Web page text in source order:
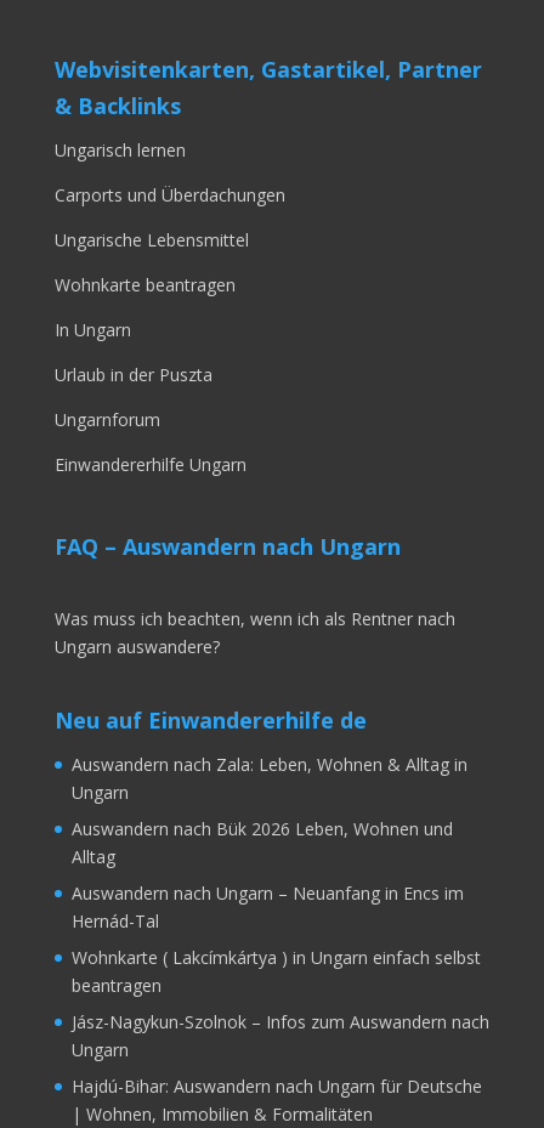
Webvisitenkarten, Gastartikel, Partner
& Backlinks
Ungarisch lernen
Carports und Überdachungen
Ungarische Lebensmittel
Wohnkarte beantragen
In Ungarn
Urlaub in der Puszta
Ungarnforum
Einwandererhilfe Ungarn
FAQ – Auswandern nach Ungarn
Was muss ich beachten, wenn ich als Rentner nach
Ungarn auswandere?
Neu auf Einwandererhilfe de
Auswandern nach Zala: Leben, Wohnen & Alltag in
Ungarn
Auswandern nach Bük 2026 Leben, Wohnen und
Alltag
Auswandern nach Ungarn – Neuanfang in Encs im
Hernád-Tal
Wohnkarte ( Lakcímkártya ) in Ungarn einfach selbst
beantragen
Jász-Nagykun-Szolnok – Infos zum Auswandern nach
Ungarn
Hajdú-Bihar: Auswandern nach Ungarn für Deutsche
| Wohnen, Immobilien & Formalitäten